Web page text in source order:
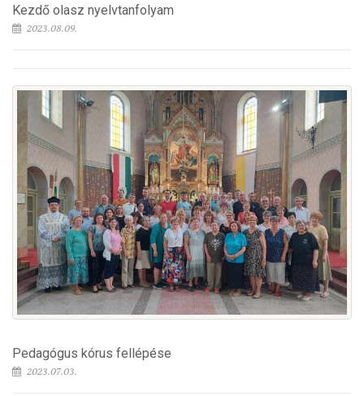
Kezdő olasz nyelvtanfolyam
2023.08.09.
Pedagógus kórus fellépése
2023.07.03.